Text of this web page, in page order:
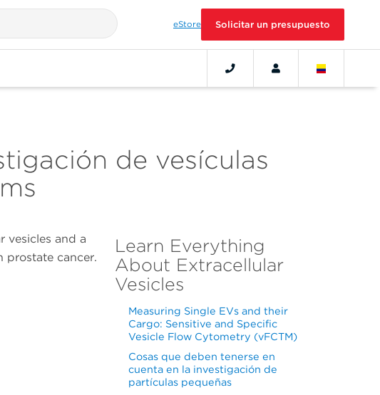
eStore Solicitar un presupuesto
de vesículas
vesicles and a
prostate cancer.
Learn Everything
About Extracellular
Vesicles
Measuring Single EVs and their
Cargo: Sensitive and Specific
Vesicle Flow Cytometry (vFCTM)
Cosas que deben tenerse en
cuenta en la investigación de
partículas pequeñas